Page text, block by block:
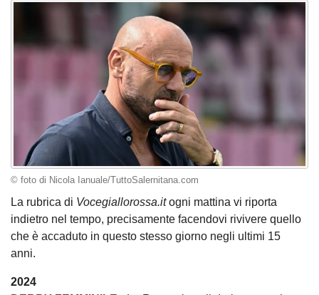
© foto di Nicola Ianuale/TuttoSalernitana.com
La rubrica di Vocegiallorossa.itogni mattina vi riporta
indietro nel tempo, precisamente facendovi rivivere quello
che è accaduto in questo stesso giorno negli ultimi 15
anni.
2024